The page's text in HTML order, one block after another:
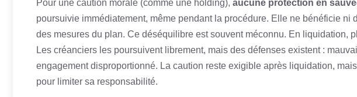
Pour une caution morale (comme une holding), aucune protection en
poursuivie immédiatement, même pendant la procédure. Elle ne bénéficie ni
des mesures du plan. Ce déséquilibre est souvent méconnu. En liquidation,
Les créanciers les poursuivent librement, mais des défenses existent :
engagement disproportionné. La caution reste exigible après liquidation,
pour limiter sa responsabilité.